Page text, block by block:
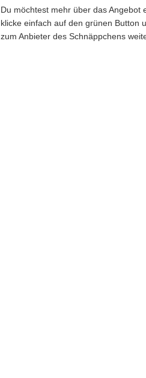
Du möchtest mehr über das Angebot
klicke einfach auf den grünen Button
zum Anbieter des Schnäppchens